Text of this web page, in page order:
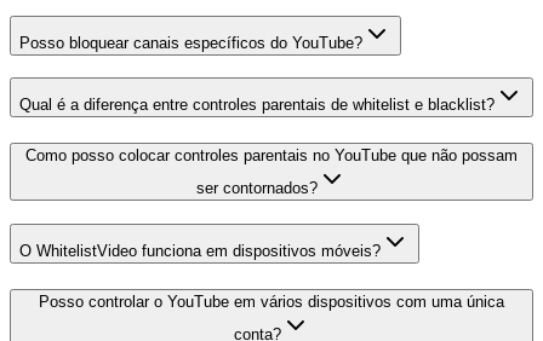
Posso bloquear canais específicos do YouTube?
Qual é a diferença entre controles parentais de whitelist e blacklist?
Como posso colocar controles parentais no YouTube que não possam
ser contornados?
O WhitelistVideo funciona em dispositivos móveis?
Posso controlar o YouTube em vários dispositivos com uma única
conta?